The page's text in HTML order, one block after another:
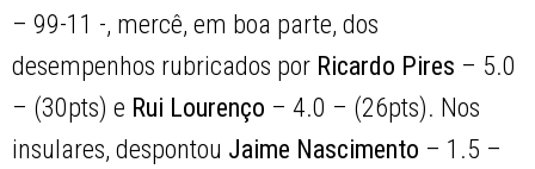
– 99-11 -, mercê, em boa parte, dos
desempenhos rubricados por Ricardo Pires – 5.0
– (30pts) e Rui Lourenço – 4.0 – (26pts). Nos
insulares, despontou Jaime Nascimento – 1.5 –